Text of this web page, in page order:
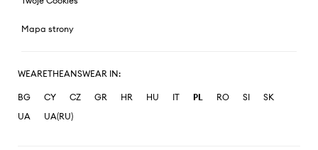
Mapa strony
WEARETHEANSWEAR IN:
BG CY CZ GR HR HU IT PL RO SI
SK
UA
UA(RU)